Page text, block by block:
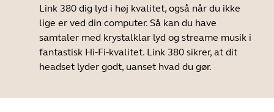
Link 380 dig lyd i høj kvalitet, også når du ikke
lige er ved din computer. Så kan du have
samtaler med krystalklar lyd og streame musik i
fantastisk Hi-Fi-kvalitet. Link 380 sikrer, at dit
headset lyder godt, uanset hvad du gør.